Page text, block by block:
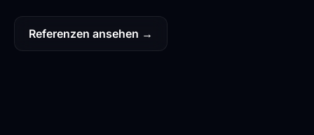
Referenzen ansehen →